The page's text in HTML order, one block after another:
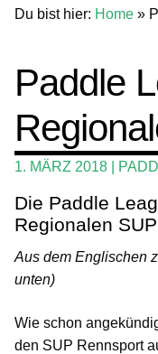
News
SUP-Events
Ratgeber
Das Magazin
Stand Up Magazin TV
SPOT FINDER
Mein Konto
Du bist hier: Home »
Paddle
1. MÄRZ 2018
Die Paddle
Regionalen
Aus dem Englischen
unten)
Wie schon
den SUP Rennsport